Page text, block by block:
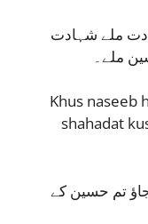
ملے شہادت
ملے۔
Khus naseeb
shahadat
تم حسین کے